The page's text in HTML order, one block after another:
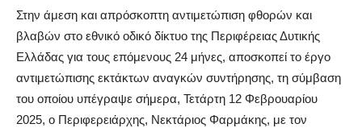
Στην άμεση και απρόσκοπτη αντιμετώπιση φθορών και
βλαβών στο εθνικό οδικό δίκτυο της Περιφέρειας Δυτικής
Ελλάδας για τους επόμενους 24 μήνες, αποσκοπεί το έργο
αντιμετώπισης εκτάκτων αναγκών συντήρησης, τη σύμβαση
του οποίου υπέγραψε σήμερα, Τετάρτη 12 Φεβρουαρίου
2025, ο Περιφερειάρχης, Νεκτάριος Φαρμάκης, με τον